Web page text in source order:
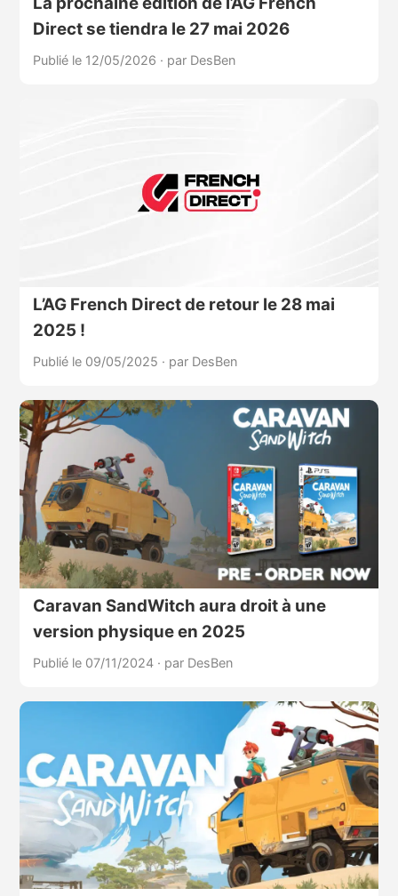
Direct se tiendra le 27 mai 2026
Publié le 12/05/2026 · par DesBen
L’AG French Direct de retour le 28 mai
2025 !
Publié le 09/05/2025 · par DesBen
Caravan SandWitch aura droit à une
version physique en 2025
Publié le 07/11/2024 · par DesBen